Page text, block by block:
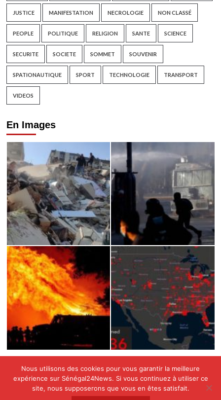
JUSTICE MANIFESTATION NECROLOGIE NON CLASSÉ
PEOPLE POLITIQUE RELIGION SANTE SCIENCE
SECURITE SOCIETE SOMMET SOUVENIR
SPATIONAUTIQUE SPORT TECHNOLOGIE TRANSPORT
VIDEOS
En Images
Copyright © All rights reserved SENEGAL24NEWS by
Nous utilisons des cookies pour vous garantir la meilleure
expérience sur Sénégal24News. Si vous continuez à utiliser ce
site, nous supposerons que vous en êtes satisfait.